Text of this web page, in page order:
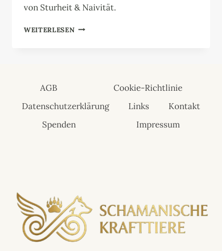
von Sturheit & Naivität.
WEITERLESEN ESEL
AGB
Cookie-Richtlinie
Datenschutzerklärung
Links
Kontakt
Spenden
Impressum